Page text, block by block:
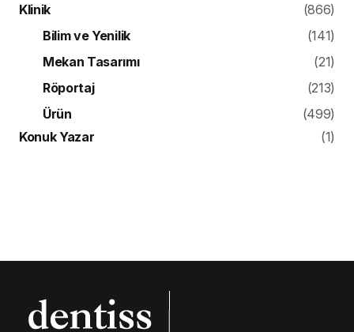
Klinik
(866)
Bilim ve Yenilik
(141)
Mekan Tasarımı
(21)
Röportaj
(213)
Ürün
(499)
Konuk Yazar
(1)